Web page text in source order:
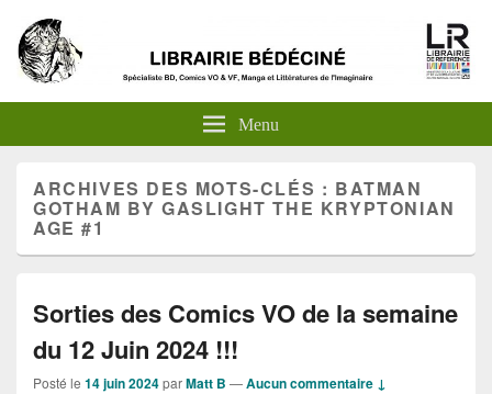
Menu
ARCHIVES DES MOTS-CLÉS : BATMAN
GOTHAM BY GASLIGHT THE KRYPTONIAN
AGE #1
Sorties des Comics VO de la semaine
du 12 Juin 2024 !!!
Posté le 14 juin 2024parMatt B —Aucun commentaire ↓